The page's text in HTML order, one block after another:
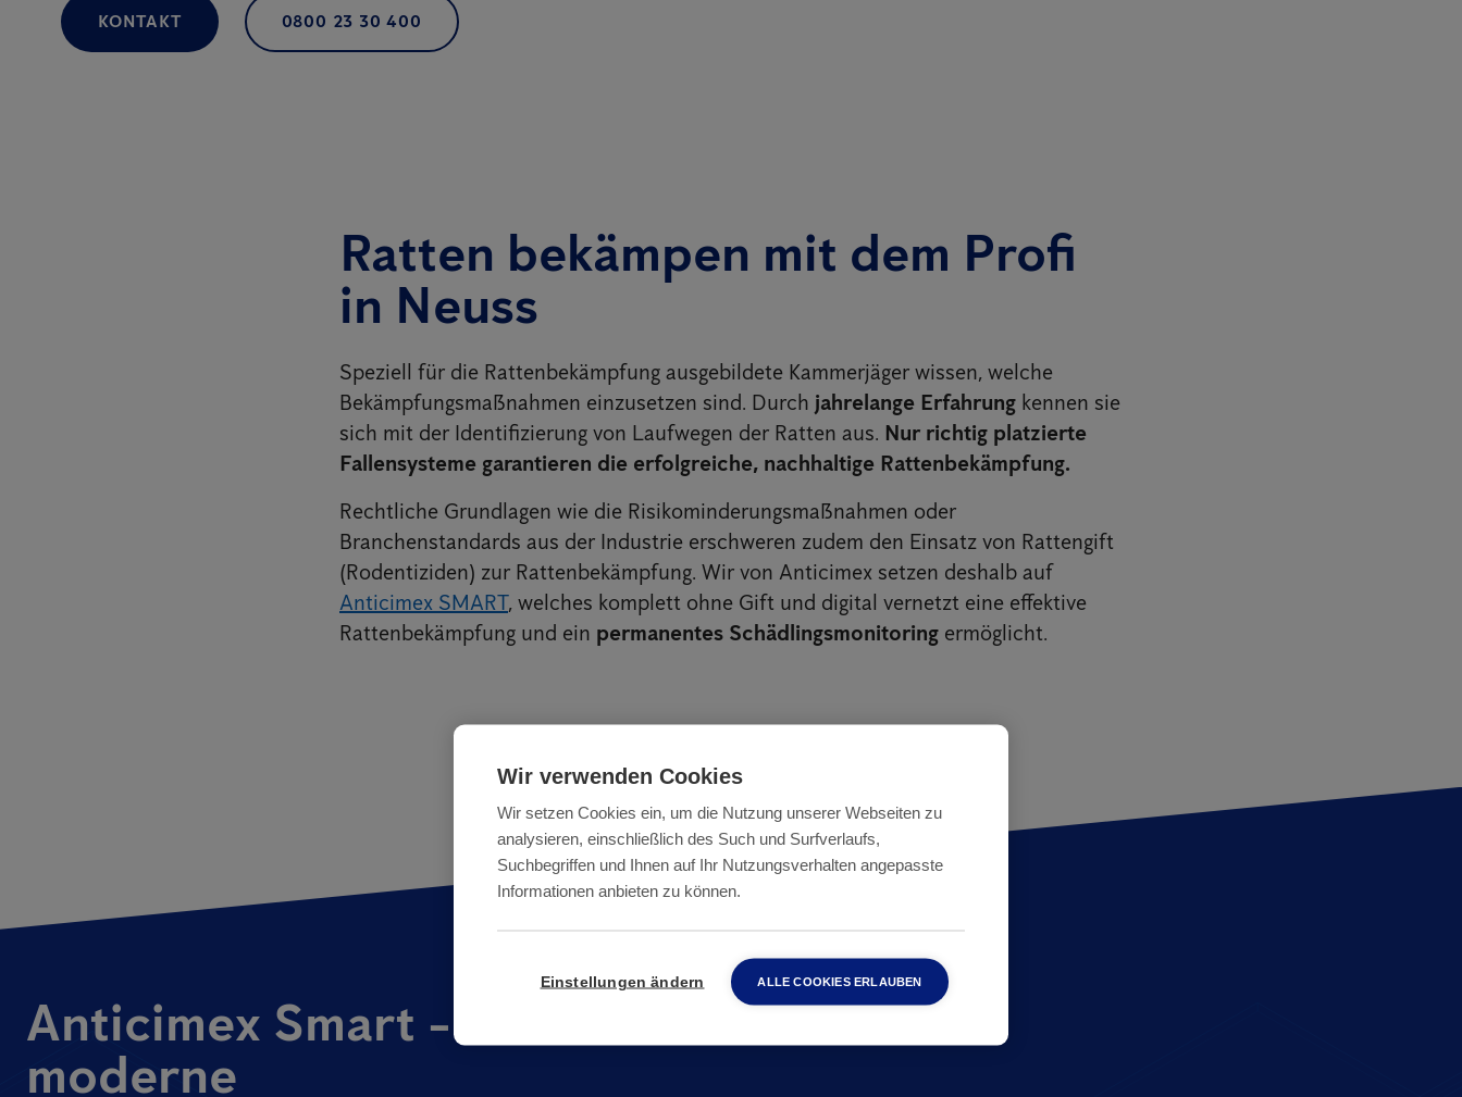
KONTAKT 0800 23 30 400
Ratten bekämpen mit dem Profi
in Neuss
Speziell für die Rattenbekämpfung ausgebildete Kammerjäger wissen, welche
Bekämpfungsmaßnahmen einzusetzen sind. Durch jahrelange Erfahrung kennen sie
sich mit der Identifizierung von Laufwegen der Ratten aus. Nur richtig platzierte
Fallensysteme garantieren die erfolgreiche, nachhaltige Rattenbekämpfung.
Rechtliche Grundlagen wie die Risikominderungsmaßnahmen oder
Branchenstandards aus der Industrie erschweren zudem den Einsatz von Rattengift
(Rodentiziden) zur Rattenbekämpfung. Wir von Anticimex setzen deshalb auf
Anticimex SMART, welches komplett ohne Gift und digital vernetzt eine effektive
Rattenbekämpfung und ein permanentes Schädlingsmonitoring ermöglicht.
Anticimex Smart -
moderne
Wir verwenden Cookies
Wir setzen Cookies ein, um die Nutzung unserer Webseiten zu
analysieren, einschließlich des Such und Surfverlaufs,
Suchbegriffen und Ihnen auf Ihr Nutzungsverhalten angepasste
Informationen anbieten zu können.
Einstellungen ändern ALLE COOKIES ERLAUBEN